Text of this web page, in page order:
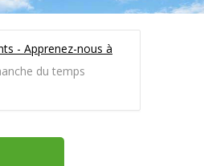
- Apprenez-nous à
du temps